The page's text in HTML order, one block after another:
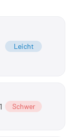
Leicht
Schwer